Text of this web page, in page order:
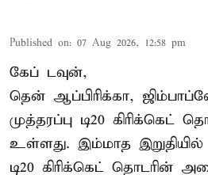
Published on: 07 Aug 2026, 12:58 pm
கேப் டவுன்,
தென் ஆப்பிரிக்கா,
முத்தரப்பு டி20 கிரிக்கெட்
உள்ளது. இம்மாத
டி20 கிரிக்கெட் தொடரின்